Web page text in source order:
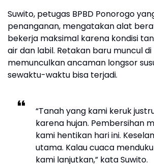
Suwito, petugas BPBD Ponorogo
penanganan, mengatakan alat
bekerja maksimal karena kondisi
air dan labil. Retakan baru muncul
memunculkan ancaman longsor
sewaktu-waktu bisa terjadi.
“Tanah yang kami keruk
karena hujan. Pembersihan
kami hentikan hari ini.
utama. Kalau cuaca
kami lanjutkan,” kata Suwito.